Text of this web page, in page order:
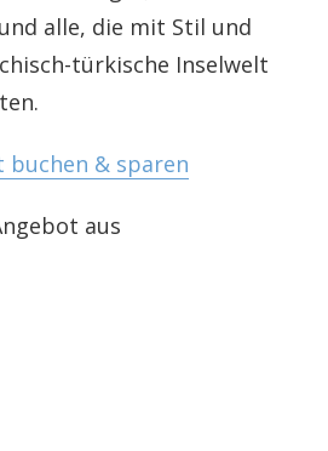
alle, die mit Stil und
türkische Inselwelt
buchen & sparen
aus